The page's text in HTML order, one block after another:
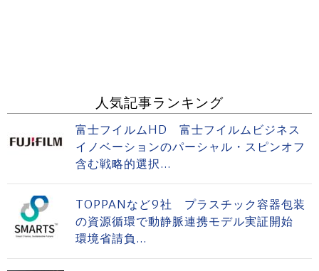
人気記事ランキング
富士フイルムHD 富士フイルムビジネス
イノベーションのパーシャル・スピンオフ
含む戦略的選択...
TOPPANなど9社 プラスチック容器包装
の資源循環で動静脈連携モデル実証開始
環境省請負...